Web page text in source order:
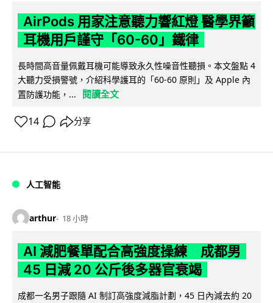
AirPods 用家注意聽力響紅燈 醫學界籲
耳機用戶謹守「60-60」鐵律
長時間高音量佩戴耳機可能導致永久性噪音性聽損。本文盤點 4
大聽力受損警號，介紹科學護耳的「60-60 原則」及 Apple 內
置防護功能，...
閱讀全文
14 分享
人工智能
arthur 18 小時
AI 減肥餐單配合高強度操練 成都男
45 日減 20 公斤後多器官衰竭
成都一名男子跟隨 AI 制訂高強度減脂計劃，45 日內減去約 20